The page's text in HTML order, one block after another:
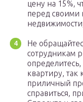
цену на 15%,
перед своими
Не
сотрудникам
определитесь,
квартиру, так
приличный
справиться,